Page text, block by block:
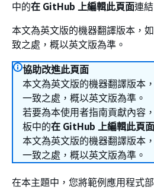
中的在 GitHub 上編輯此頁面連結
本文為英文版的機器翻譯版本，
致之處，概以英文版為準。
協助改進此頁面
本文為英文版的機器翻譯版本
一致之處，概以英文版為準。
若要為本使用者指南貢獻內容
板中的在 GitHub 上編輯此頁面
本文為英文版的機器翻譯版本
一致之處，概以英文版為準。
在本主題中，您將範例應用程式